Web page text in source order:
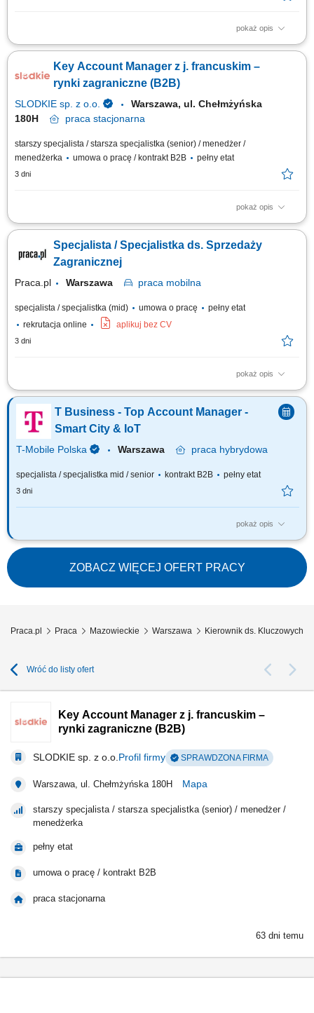
pokaż opis
Aktywne pozyskiwanie nowych klientów biznesowych oraz rozwijanie
identyfikowanie potrzeb klientów B2B. Przygotowywanie ofert,
negocjowanie warunków współpracy oraz koordynowanie procesu
Key Account Manager z j. francuskim –
rynki zagraniczne (B2B)
SLODKIE sp. z o.o.
Warszawa, ul. Chełmżyńska
180H
praca stacjonarna
starszy specjalista / starsza specjalistka (senior) / menedżer /
menedżerka
umowa o pracę / kontrakt B2B pełny etat
3 dni
pokaż opis
Zakres obowiązków: Aktywne pozyskiwanie nowych partnerów
rozmów handlowych (telefon, e-mail, online, spotkania bezpośrednie)
Udział w międzynarodowych targach i wydarzeniach branżowych;
Specjalista / Specjalistka ds. Sprzedaży
Zagranicznej
Praca.pl Warszawa praca mobilna
specjalista / specjalistka (mid) umowa o pracę
pełny etat
rekrutacja online
aplikuj bez CV
3 dni
pokaż opis
Zakres obowiązków: Aktywne pozyskiwanie nowych klientów oraz
partnerów biznesowych na rynkach zagranicznych. Rozwijanie
współpracy z obecnymi kontrahentami i budowanie długofalowych relacji.
Przygotowywanie ofert handlowych oraz prowadzenie negocjacji z
klientami w języku obcym. Realizacja...
T Business - Top Account Manager -
Smart City & IoT
T-Mobile Polska Warszawa praca hybrydowa
specjalista / specjalistka mid / senior kontrakt B2B pełny etat
3 dni
pokaż opis
Zadania, które na Ciebie czekają: Pozyskiwanie Klientów w celu
implementacji usług IOT oraz SMART CITY. Negocjowanie umów oraz
warunków handlowych. Zawieranie umów handlowych zgodnie z ofertą
TMPL ze szczególnym uwzględnieniem usług IOT oraz SMART CITY.
Realizowanie planów sprzedażowych...
ZOBACZ WIĘCEJ OFERT PRACY
Praca.pl Praca Mazowieckie Warszawa Kierownik ds. Kluczowych
Wróć do listy ofert
Key Account Manager z j. francuskim –
rynki zagraniczne (B2B)
SLODKIE sp. z o.o. Profil firmy SPRAWDZONA FIRMA
Warszawa, ul. Chełmżyńska 180H Mapa
starszy specjalista / starsza specjalistka (senior) / menedżer /
menedżerka
pełny etat
umowa o pracę / kontrakt B2B
praca stacjonarna
63 dni temu